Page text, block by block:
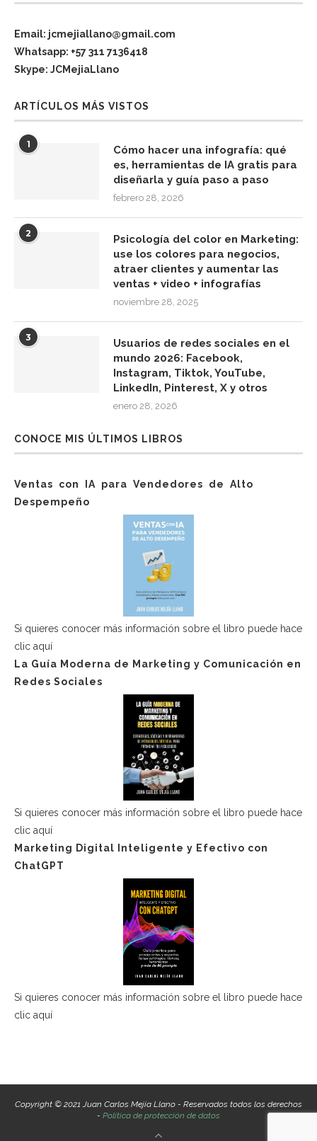
Email: jcmejiallano@gmail.com
Whatsapp: +57 311 7136418
Skype: JCMejiaLlano
ARTÍCULOS MÁS VISTOS
1
Cómo hacer una infografía: qué
es, herramientas de IA gratis para
diseñarla y guía paso a paso
febrero 28, 2026
2
Psicología del color en Marketing:
use los colores para negocios,
atraer clientes y aumentar las
ventas + video + infografías
noviembre 28, 2025
3
Usuarios de redes sociales en el
mundo 2026: Facebook,
Instagram, Tiktok, YouTube,
LinkedIn, Pinterest, X y otros
enero 28, 2026
CONOCE MIS ÚLTIMOS LIBROS
Ventas con IA para Vendedores de Alto
Despempeño
Si quieres conocer más información sobre el libro puede hace
clic aquí
La Guía Moderna de Marketing y Comunicación en
Redes Sociales
Si quieres conocer más información sobre el libro puede hace
clic aquí
Marketing Digital Inteligente y Efectivo con
ChatGPT
Si quieres conocer más información sobre el libro puede hace
clic aquí
Copyright © 2021 Juan Carlos Mejía Llano - Reservados todos los derechos
- Política de protección de datos